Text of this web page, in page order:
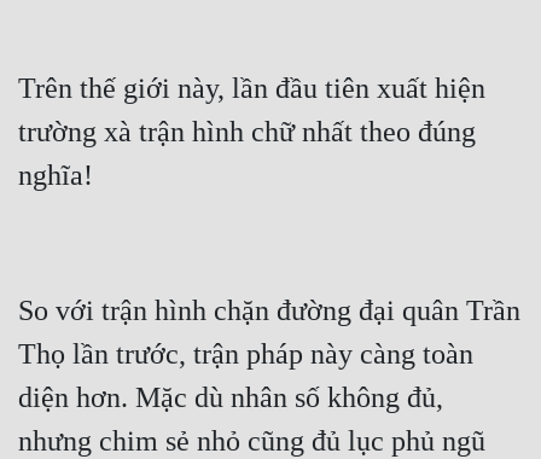
Trên thế giới này, lần đầu tiên xuất hiện
trường xà trận hình chữ nhất theo đúng
So với trận hình chặn đường đại quân Trần
Thọ lần trước, trận pháp này càng toàn
diện hơn. Mặc dù nhân số không đủ,
nhưng chim sẻ nhỏ cũng đủ lục phủ ngũ